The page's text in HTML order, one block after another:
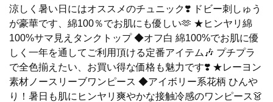
涼しく暑い日にはオススメのチュニック❣️ ドビー刺しゅう
が豪華です、綿100％でお肌にも優しい🫶 ★ヒンヤリ綿
100%サマ見えタンクトップ ◆オフ白 綿100%でお肌に優
しく一年を通してご利用頂ける定番アイテム🎶 プチプラ
で全色揃えたい、お買い得な価格も魅力です❣️ ★レーヨン
素材ノースリーブワンピース ◆アイボリー系花柄 ひんや
り！暑日も肌にヒンヤリ爽やかな接触冷感のワンピース👗